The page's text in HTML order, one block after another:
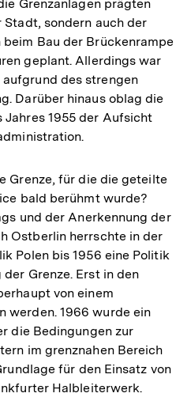
Grenzanlagen prägten
sondern auch der
beim Bau der Brückenrampe
geplant. Allerdings war
des strengen
Darüber hinaus oblag die
Jahres 1955 der Aufsicht
Grenze, für die die geteilte
bald berühmt wurde?
und der Anerkennung der
Ostberlin herrschte in der
Polen bis 1956 eine Politik
Grenze. Erst in den
von einem
werden. 1966 wurde ein
die Bedingungen zur
im grenznahen Bereich
für den Einsatz von
Halbleiterwerk.